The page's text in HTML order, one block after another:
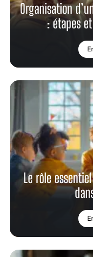
Organisation
: étapes
Le rôle